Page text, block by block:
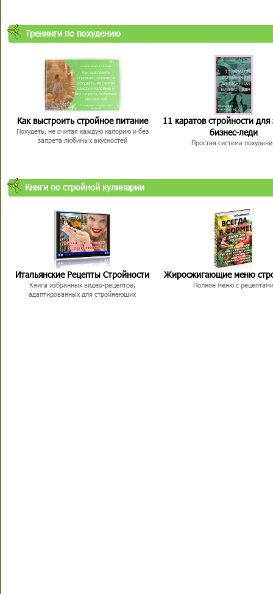
Тренинги по похудению
Как выстроить стройное питание
Похудеть, не считая каждую калорию и без
запрета любимых вкусностей
11 каратов стройности для
бизнес-леди
Простая система
Книги по стройной кулинарии
Итальянские Рецепты Стройности
Книга избранных видео-рецептов,
адаптированных для стройнеющих
Жиросжигающие меню
Полное меню с рецептами